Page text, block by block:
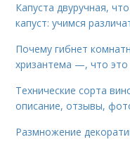
Капуста двуручная,
капуст: учимся
Почему гибнет
хризантема —, что это
Технические сорта
описание, отзывы,
Размножение